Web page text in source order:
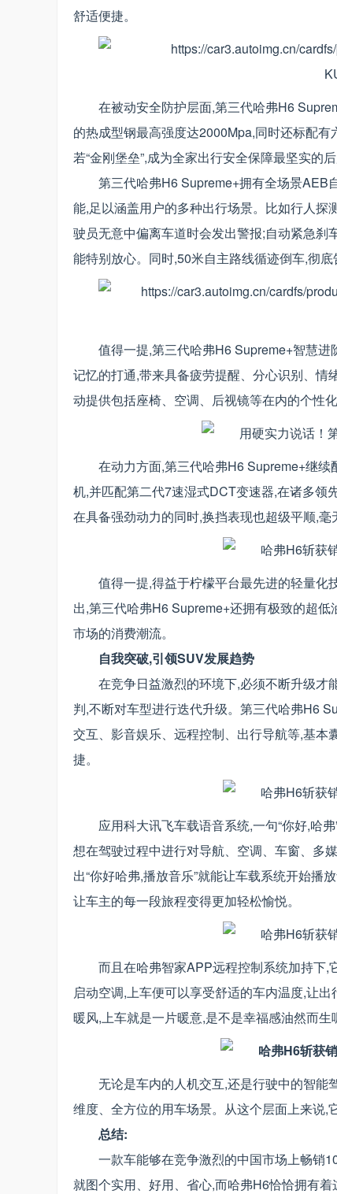
舒适便捷。
在被动安全防护层面,第三代哈弗H6
的热成型钢最高强度达2000Mpa,同时还标配
若“金刚堡垒”,成为全家出行安全保障最坚实的后
第三代哈弗H6 Supreme+拥有全场景AEB
能,足以涵盖用户的多种出行场景。比如行人
驶员无意中偏离车道时会发出警报;自动紧急
能特别放心。同时,50米自主路线循迹倒车,彻底
值得一提,第三代哈弗H6 Supreme+智慧
记忆的打通,带来具备疲劳提醒、分心识别、情
动提供包括座椅、空调、后视镜等在内的个性
在动力方面,第三代哈弗H6 Supreme+继续
机,并匹配第二代7速湿式DCT变速器,在诸多领
在具备强劲动力的同时,换挡表现也超级平顺,毫
值得一提,得益于柠檬平台最先进的轻量化
出,第三代哈弗H6 Supreme+还拥有极致的超
市场的消费潮流。
自我突破,引领SUV发展趋势
在竞争日益激烈的环境下,必须不断升级才
判,不断对车型进行迭代升级。第三代哈弗H6
交互、影音娱乐、远程控制、出行导航等,基
捷。
应用科大讯飞车载语音系统,一句“你好,哈
想在驾驶过程中进行对导航、空调、车窗、多
出“你好哈弗,播放音乐”就能让车载系统开始播
让车主的每一段旅程变得更加轻松愉悦。
而且在哈弗智家APP远程控制系统加持下
启动空调,上车便可以享受舒适的车内温度,让
暖风,上车就是一片暖意,是不是幸福感油然而生
无论是车内的人机交互,还是行驶中的智能
维度、全方位的用车场景。从这个层面上来说,
总结:
一款车能够在竞争激烈的中国市场上畅销
就图个实用、好用、省心,而哈弗H6恰恰拥有着